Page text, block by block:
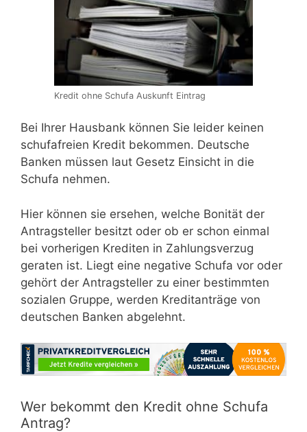
Kredit ohne Schufa Auskunft Eintrag
Bei Ihrer Hausbank können Sie leider keinen
schufafreien Kredit bekommen. Deutsche
Banken müssen laut Gesetz Einsicht in die
Schufa nehmen.
Hier können sie ersehen, welche Bonität der
Antragsteller besitzt oder ob er schon einmal
bei vorherigen Krediten in Zahlungsverzug
geraten ist. Liegt eine negative Schufa vor oder
gehört der Antragsteller zu einer bestimmten
sozialen Gruppe, werden Kreditanträge von
deutschen Banken abgelehnt.
Wer bekommt den Kredit ohne Schufa
Antrag?